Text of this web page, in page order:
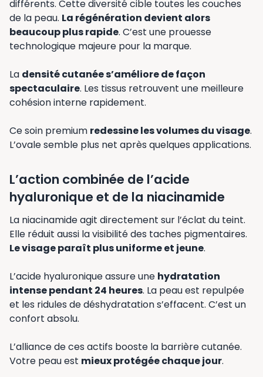
différents. Cette diversité cible toutes les couches
de la peau. La régénération devient alors
beaucoup plus rapide. C’est une prouesse
technologique majeure pour la marque.
La densité cutanée s’améliore de façon
spectaculaire. Les tissus retrouvent une meilleure
cohésion interne rapidement.
Ce soin premium redessine les volumes du visage.
L’ovale semble plus net après quelques applications.
L’action combinée de l’acide
hyaluronique et de la niacinamide
La niacinamide agit directement sur l’éclat du teint.
Elle réduit aussi la visibilité des taches pigmentaires.
Le visage paraît plus uniforme et jeune.
L’acide hyaluronique assure une hydratation
intense pendant 24 heures. La peau est repulpée
et les ridules de déshydratation s’effacent. C’est un
confort absolu.
L’alliance de ces actifs booste la barrière cutanée.
Votre peau est mieux protégée chaque jour.